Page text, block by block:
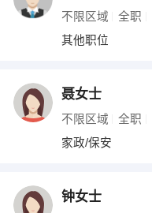
不限区域 全职
其他职位
聂女士
不限区域 全职
家政/保安
钟女士